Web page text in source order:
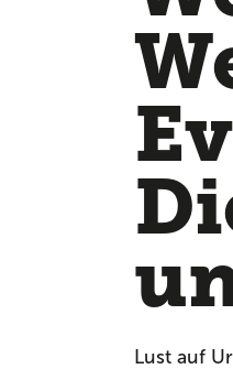
Lust auf